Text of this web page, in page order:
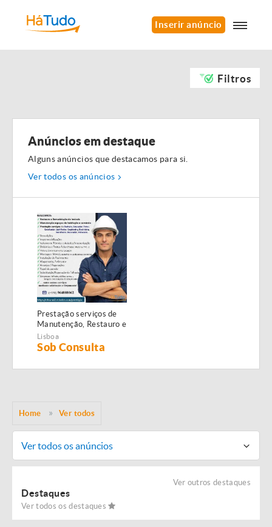
Inserir anúncio
Filtros
Anúncios em destaque
Alguns anúncios que destacamos para si.
Ver todos os anúncios
Prestação serviços de
Manutenção, Restauro e
Remodelação de
imóveis!
Lisboa
Sob Consulta
Home Ver todos
Ver todos os anúncios
Ver outros destaques
Destaques
Ver todos os destaques